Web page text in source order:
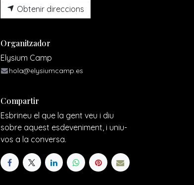
Obtenir direccions
Organitzador
Elysium Camp
hola@elysiumcamp.es
Compartir
Esbrineu el que la gent veu i diu
sobre aquest esdeveniment, i uniu-
vos a la conversa.